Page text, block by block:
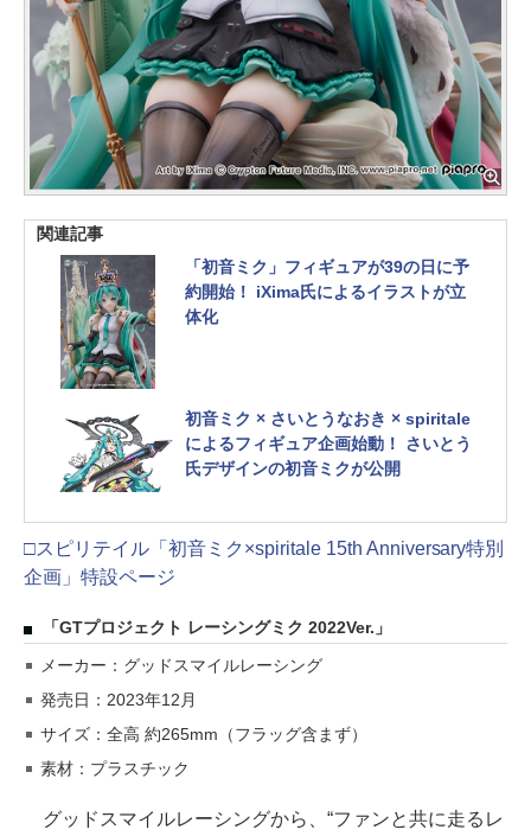
関連記事
「初音ミク」フィギュアが39の日に予
約開始！ iXima氏によるイラストが立
体化
初音ミク × さいとうなおき × spiritale
によるフィギュア企画始動！ さいとう
氏デザインの初音ミクが公開
□スピリテイル「初音ミク×spiritale 15th Anniversary特別
企画」特設ページ
「GTプロジェクト レーシングミク 2022Ver.」
メーカー：グッドスマイルレーシング
発売日：2023年12月
サイズ：全高 約265mm（フラッグ含まず）
素材：プラスチック
グッドスマイルレーシングから、“ファンと共に走るレ